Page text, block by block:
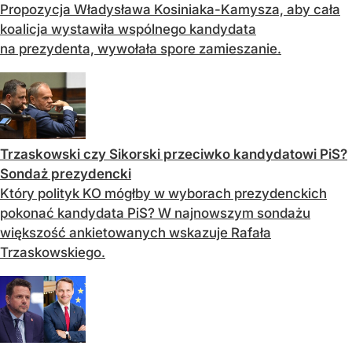
Propozycja Władysława Kosiniaka-Kamysza, aby cała
koalicja wystawiła wspólnego kandydata
na prezydenta, wywołała spore zamieszanie.
Trzaskowski czy Sikorski przeciwko kandydatowi PiS?
Sondaż prezydencki
Który polityk KO mógłby w wyborach prezydenckich
pokonać kandydata PiS? W najnowszym sondażu
większość ankietowanych wskazuje Rafała
Trzaskowskiego.